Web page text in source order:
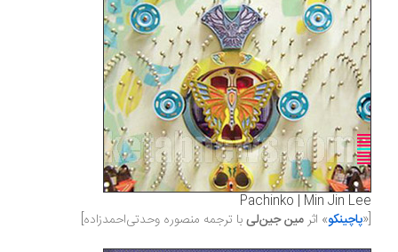
Pachinko | Min Jin Lee
[«پاچینکو» اثرمین جین‌لیبا ترجمه منصوره وحدتی‌احمدزاده]